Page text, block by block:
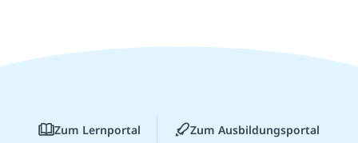
Zum Lernportal Zum Ausbildungsportal